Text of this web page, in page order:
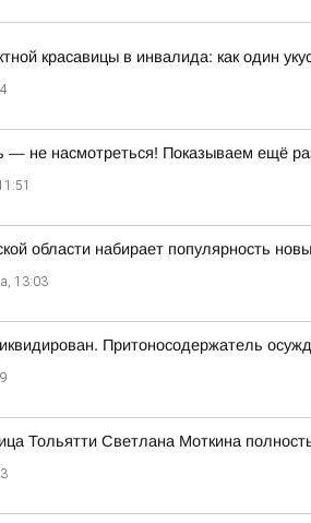
красавицы в инвалида: как один
— не насмотреться! Показываем ещё
области набирает популярность
13:03
Притоносодержатель
Тольятти Светлана Моткина